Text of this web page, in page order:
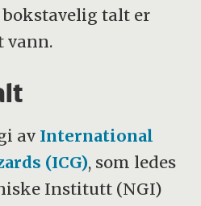
talt er
vann.
av International
(ICG), som ledes
Institutt (NGI)